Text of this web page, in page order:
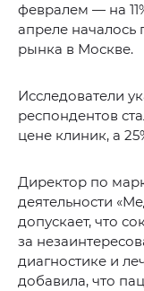
февралем — на
апреле началось
рынка в Москве.
Исследователи
респондентов
цене клиник, а
Директор по
деятельности
допускает, что
за
диагностике и
добавила, что